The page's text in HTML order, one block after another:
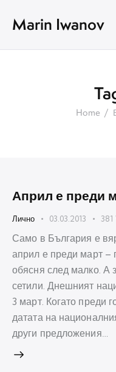
Marin Iwanov
Home
Април е преди
Лично 03.03.2013 381
Само в България е
април е преди март –
обясня след малко. А
сетили. Днешният
3 март. Когато преди
датата на
други предложения…